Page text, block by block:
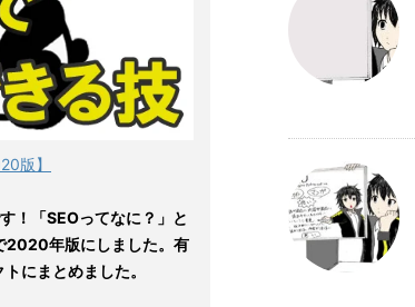
版】
！「SEOってなに？」と
2020年版にしました。有
にまとめました。